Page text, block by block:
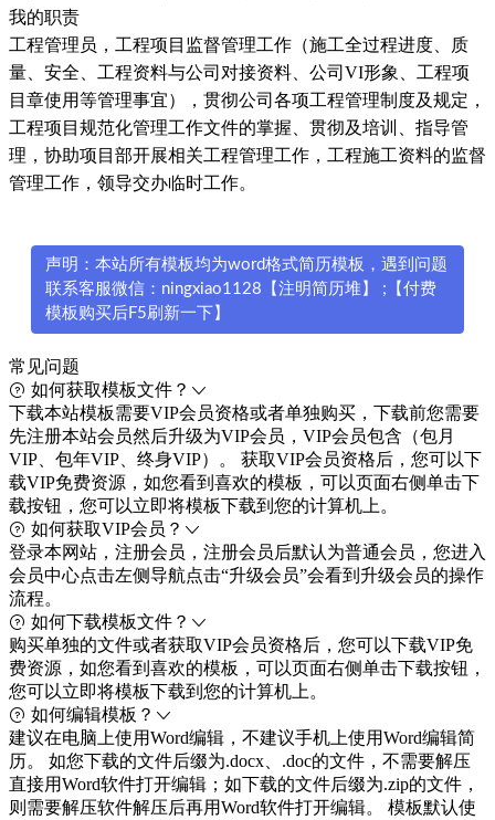
我的职责
工程管理员，工程项目监督管理工作（施工全过程进度、质
量、安全、工程资料与公司对接资料、公司VI形象、工程项
目章使用等管理事宜），贯彻公司各项工程管理制度及规定，
工程项目规范化管理工作文件的掌握、贯彻及培训、指导管
理，协助项目部开展相关工程管理工作，工程施工资料的监督
管理工作，领导交办临时工作。
声明：本站所有模板均为word格式简历模板，遇到问题
联系客服微信：ningxiao1128【注明简历堆】 ;【付费
模板购买后F5刷新一下】
常见问题
如何获取模板文件？
下载本站模板需要VIP会员资格或者单独购买，下载前您需要
先注册本站会员然后升级为VIP会员，VIP会员包含（包月
VIP、包年VIP、终身VIP）。 获取VIP会员资格后，您可以下
载VIP免费资源，如您看到喜欢的模板，可以页面右侧单击下
载按钮，您可以立即将模板下载到您的计算机上。
如何获取VIP会员？
登录本网站，注册会员，注册会员后默认为普通会员，您进入
会员中心点击左侧导航点击“升级会员”会看到升级会员的操作
流程。
如何下载模板文件？
购买单独的文件或者获取VIP会员资格后，您可以下载VIP免
费资源，如您看到喜欢的模板，可以页面右侧单击下载按钮，
您可以立即将模板下载到您的计算机上。
如何编辑模板？
建议在电脑上使用Word编辑，不建议手机上使用Word编辑简
历。 如您下载的文件后缀为.docx、.doc的文件，不需要解压
直接用Word软件打开编辑；如下载的文件后缀为.zip的文件，
则需要解压软件解压后再用Word软件打开编辑。 模板默认使